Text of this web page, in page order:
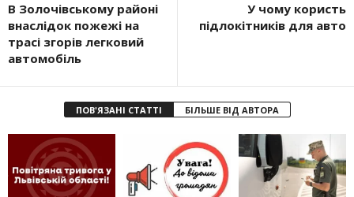
В Золочівському районі
внаслідок пожежі на
трасі згорів легковий
автомобіль
У чому користь
підлокітників для авто
ПОВ'ЯЗАНІ СТАТТІ БІЛЬШЕ ВІД АВТОРА